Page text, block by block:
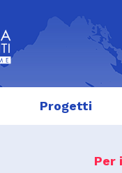
Progetti
Per